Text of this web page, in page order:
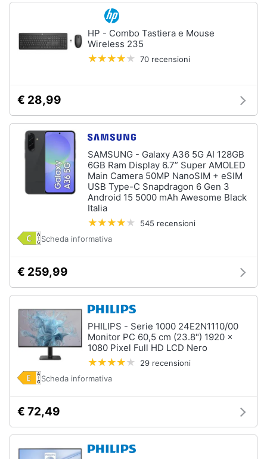
HP - Combo Tastiera e Mouse
Wireless 235
70 recensioni
€ 28,99
SAMSUNG - Galaxy A36 5G AI 128GB
6GB Ram Display 6.7” Super AMOLED
Main Camera 50MP NanoSIM + eSIM
USB Type-C Snapdragon 6 Gen 3
Android 15 5000 mAh Awesome Black
Italia
545 recensioni
Scheda informativa
€ 259,99
PHILIPS - Serie 1000 24E2N1110/00
Monitor PC 60,5 cm (23.8") 1920 x
1080 Pixel Full HD LCD Nero
29 recensioni
Scheda informativa
€ 72,49